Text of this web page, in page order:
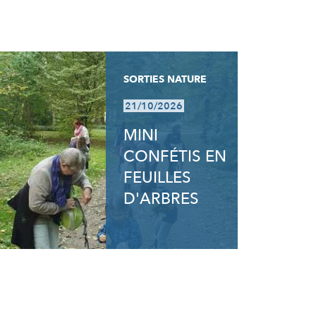
SORTIES NATURE
21/10/2026
MINI
CONFÉTIS EN
FEUILLES
D'ARBRES